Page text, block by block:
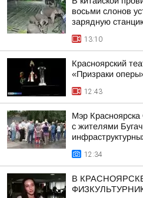
восьми слонов
зарядную
13:10
Красноярский
«Призраки
12:43
Мэр
с жителями
12:34
В